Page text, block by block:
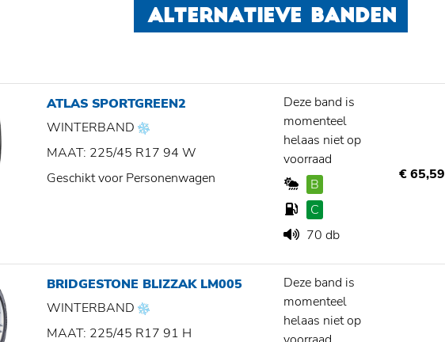
ALTERNATIEVE BANDEN
ATLAS SPORTGREEN2
WINTERBAND
MAAT: 225/45 R17 94 W
Geschikt voor Personenwagen
Deze band is
momenteel
helaas niet op
voorraad
B
C
70 db
€ 65,59
BRIDGESTONE BLIZZAK LM005
WINTERBAND
MAAT: 225/45 R17 91 H
Deze band is
momenteel
helaas niet op